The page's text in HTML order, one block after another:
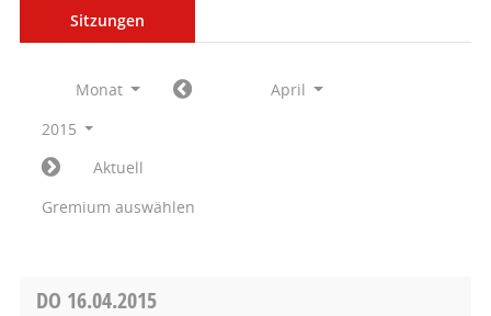
Sitzungen
Monat
April
2015
Aktuell
Gremium auswählen
DO 16.04.2015